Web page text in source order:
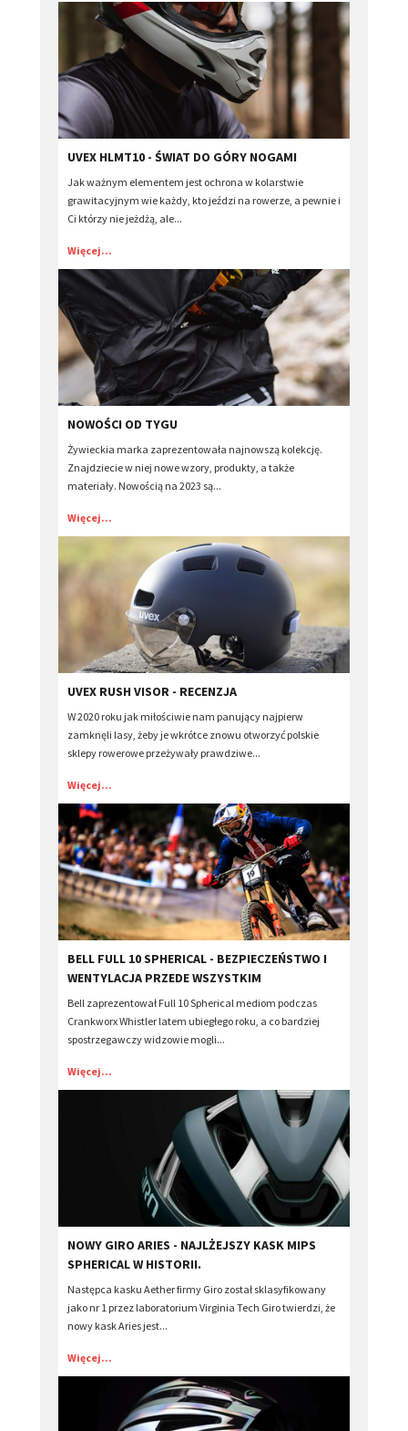
UVEX HLMT10 - ŚWIAT DO GÓRY NOGAMI
Jak ważnym elementem jest ochrona w kolarstwie
grawitacyjnym wie każdy, kto jeździ na rowerze, a pewnie i
Ci którzy nie jeżdżą, ale...
Więcej...
NOWOŚCI OD TYGU
Żywieckia marka zaprezentowała najnowszą kolekcję.
Znajdziecie w niej nowe wzory, produkty, a także
materiały. Nowością na 2023 są...
Więcej...
​UVEX RUSH VISOR - RECENZJA
W 2020 roku jak miłościwie nam panujący najpierw
zamknęli lasy, żeby je wkrótce znowu otworzyć polskie
sklepy rowerowe przeżywały prawdziwe...
Więcej...
BELL FULL 10 SPHERICAL - BEZPIECZEŃSTWO I
WENTYLACJA PRZEDE WSZYSTKIM
Bell zaprezentował Full 10 Spherical mediom podczas
Crankworx Whistler latem ubiegłego roku, a co bardziej
spostrzegawczy widzowie mogli...
Więcej...
​NOWY GIRO ARIES - NAJLŻEJSZY KASK MIPS
SPHERICAL W HISTORII.
Następca kasku Aether firmy Giro został sklasyfikowany
jako nr 1 przez laboratorium Virginia Tech Giro twierdzi, że
nowy kask Aries jest...
Więcej...